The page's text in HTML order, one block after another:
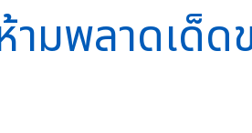
ามพลาดเด็ด